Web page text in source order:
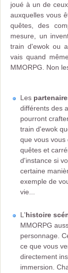
joué à un de
auxquelles vous
quêtes, des
mesure, un
train d'ewok ou
vais quand
MMORPG. Non
Les
différents des
pourront
train d'ewok
que vous vous
quêtes et
d'instance si
certaine
exemple de
vie...
L'histoire
MMORPG
personnage.
ce que vous
directement
immersion.